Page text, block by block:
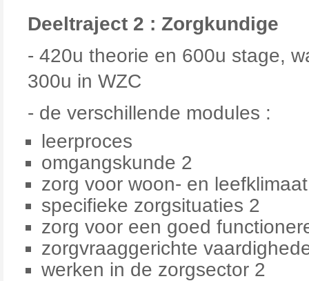
Deeltraject 2 : Zorgkundige
- 420u theorie en 600u stage,
300u in WZC
- de verschillende modules :
leerproces
omgangskunde 2
zorg voor woon- en
specifieke zorgsituaties 2
zorg voor een goed
zorgvraaggerichte
werken in de zorgsector 2